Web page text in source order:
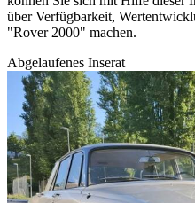
über Verfügbarkeit,
"Rover 2000" machen.
Abgelaufenes Inserat